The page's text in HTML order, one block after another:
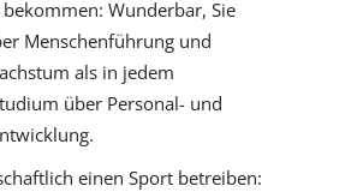
bekommen: Wunderbar, Sie
Menschenführung und
als in jedem
über Personal- und
einen Sport betreiben: